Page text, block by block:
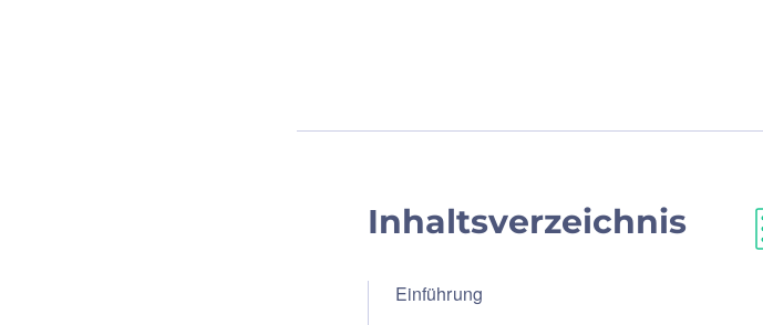
Inhaltsverzeichnis
Einführung